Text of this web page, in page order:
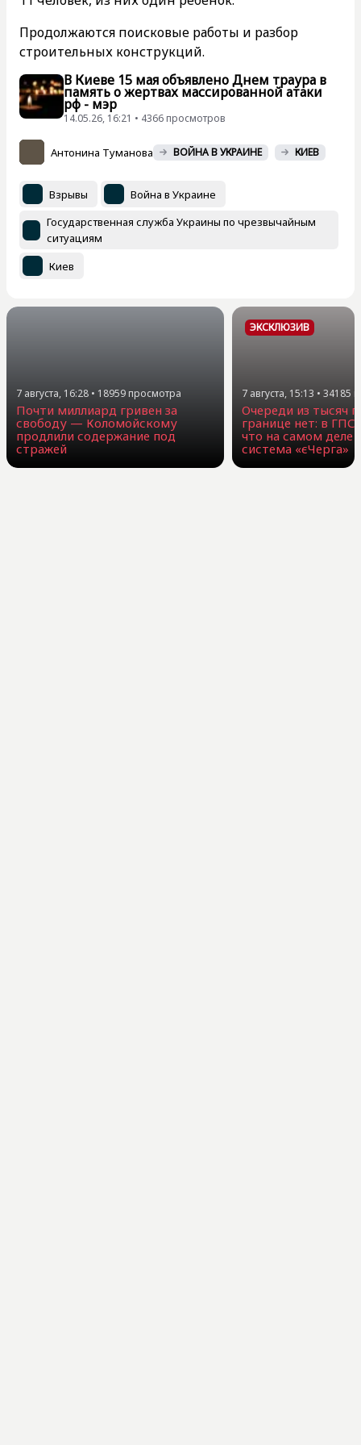
Продолжаются поисковые работы и разбор
строительных конструкций.
В Киеве 15 мая объявлено Днем траура в
память о жертвах массированной атаки
рф - мэр
14.05.26, 16:21 • 4366 просмотров
Антонина Туманова ВОЙНА В УКРАИНЕ КИЕВ
Взрывы
Война в Украине
Государственная служба Украины по чрезвычайным
ситуациям
Киев
7 августа, 16:28 • 18959 просмотра
Почти миллиард гривен за
свободу — Коломойскому
продлили содержание под
стражей
ЭКСКЛЮЗИВ
7 августа, 15:13 • 34185
Очереди из тысяч
границе нет: в
что на самом деле
система «єЧерга»